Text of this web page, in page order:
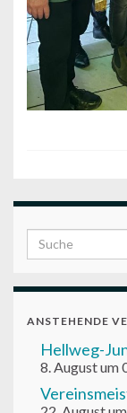
Search for:
ANSTEHENDE
Hellweg-
8. August um